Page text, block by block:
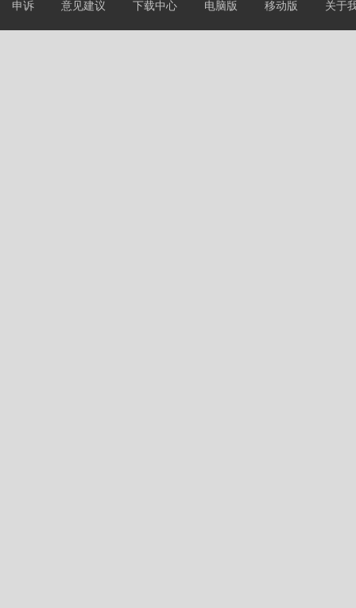
申诉 意见建议 下载中心 电脑版 移动版 关于